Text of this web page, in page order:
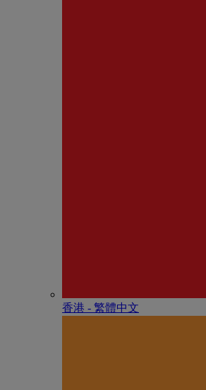
香港 - 繁體中文